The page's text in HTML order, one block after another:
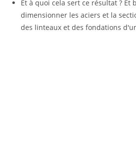
Et à quoi cela sert ce résultat ? Et
dimensionner les aciers et la
des linteaux et des fondations